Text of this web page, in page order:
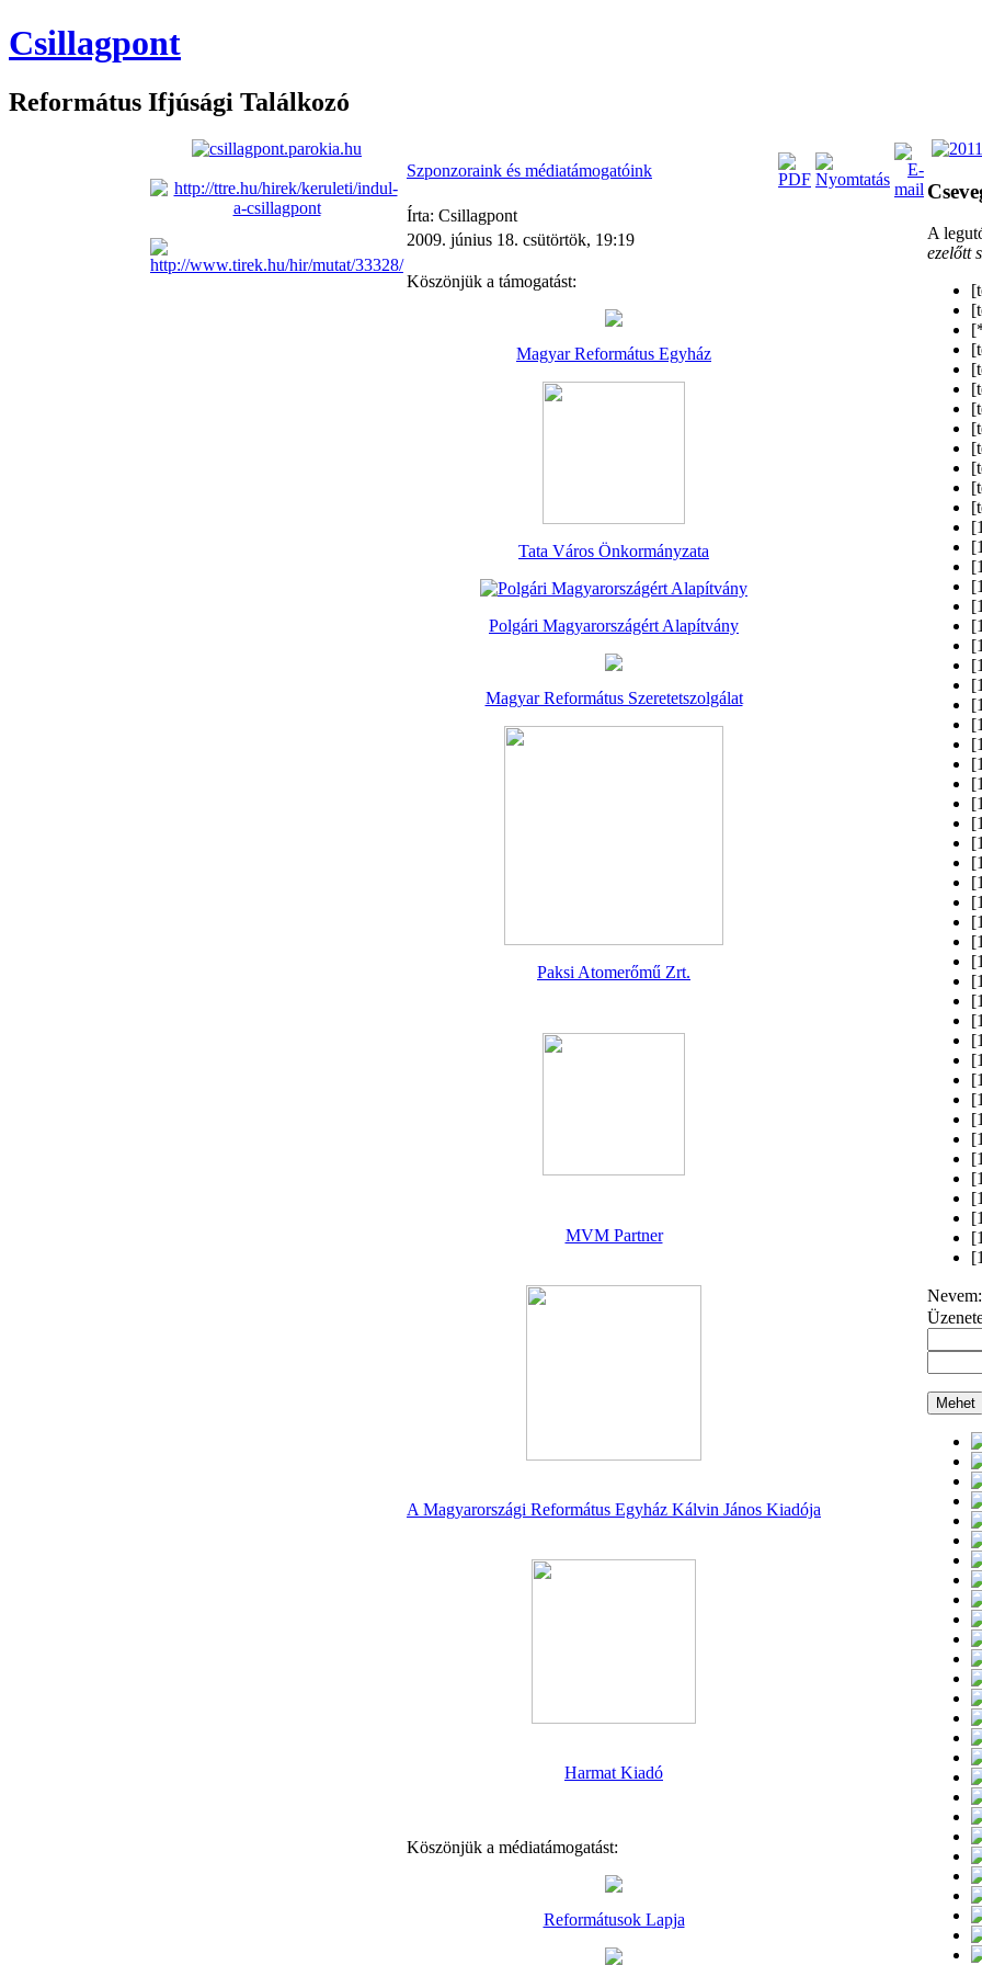
Csillagpont
Református Ifjúsági Találkozó
Szponzoraink és médiatámogatóink
Írta: Csillagpont
2009. június 18. csütörtök, 19:19
Köszönjük a támogatást:
Magyar Református Egyház
Tata Város Önkormányzata
Polgári Magyarországért Alapítvány
Magyar Református Szeretetszolgálat
Paksi Atomerőmű Zrt.
MVM Partner
A Magyarországi Református Egyház Kálvin János Kiadója
Harmat Kiadó
Köszönjük a médiatámogatást:
Reformátusok Lapja
A
ezelőtt
Nevem: